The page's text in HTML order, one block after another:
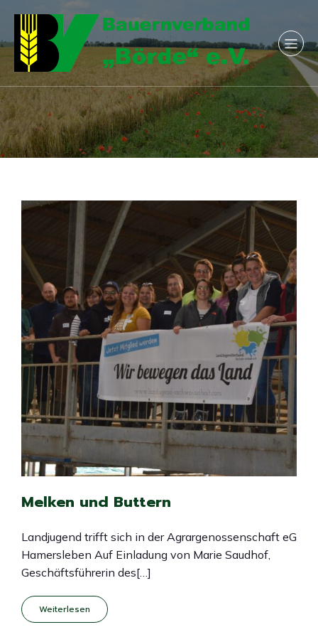
Melken und Buttern
Landjugend trifft sich in der Agrargenossenschaft eG
Hamersleben Auf Einladung von Marie Saudhof,
Geschäftsführerin des[…]
Weiterlesen